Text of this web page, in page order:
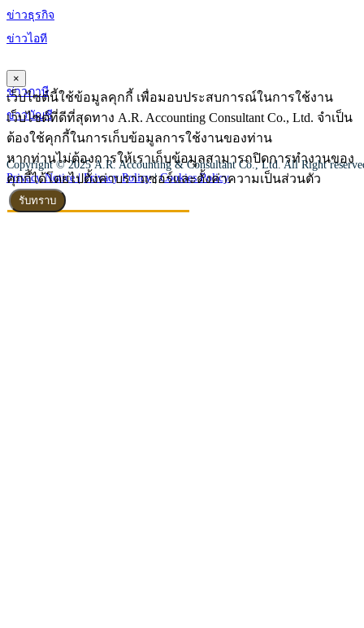
ข่าวธุรกิจ
ข่าวไอที
ข่าวภาษี
ข่าวบัญชี
Copyright © 2025 A.R. Accounting & Consultant Co., Ltd. All Right
Privacy Notice | Privacy Policy|Cookies Policy
×
เว็บไซต์นี้ใช้ข้อมูลคุกกี้ เพื่อมอบประสบการณ์ในการใช้งาน
เว็บไซต์ที่ดีที่สุดทาง A.R. Accounting Consultant Co., Ltd. จำเป็น
ต้องใช้คุกกี้ในการเก็บข้อมูลการใช้งานของท่าน
หากท่านไม่ต้องการให้เราเก็บข้อมูลสามารถปิดการทำงานของ
คุกกี้ได้โดยไปตั้งค่าบราวเซอร์และตั้งค่าความเป็นส่วนตัว
รับทราบ